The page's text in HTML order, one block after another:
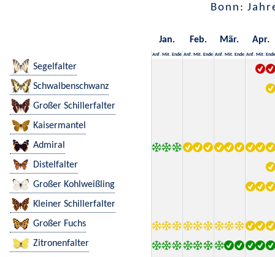
Bonn:
Jan. Feb. Mär. Apr.
Anf. Mit. Ende Anf. Mit. Ende Anf. Mit. Ende Anf. Mit. Ende
Segelfalter
Schwalbenschwanz
Großer Schillerfalter
Kaisermantel
Admiral
Distelfalter
Großer Kohlweißling
Kleiner Schillerfalter
Großer Fuchs
Zitronenfalter